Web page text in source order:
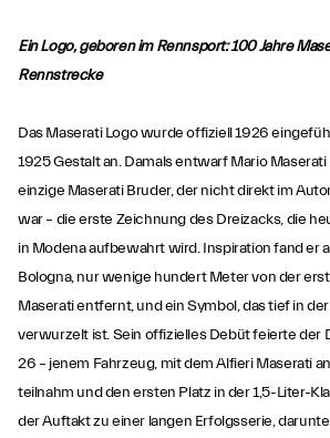
Ein Logo, geboren im Rennsport: 100 Jahre
Rennstrecke
Das Maserati Logo wurde offiziell 1926
1925 Gestalt an. Damals entwarf Mario
einzige Maserati Bruder, der nicht direkt im
war – die erste Zeichnung des Dreizacks, die
in Modena aufbewahrt wird. Inspiration fand er
Bologna, nur wenige hundert Meter von der
Maserati entfernt, und ein Symbol, das tief in
verwurzelt ist. Sein offizielles Debüt feierte der
26 – jenem Fahrzeug, mit dem Alfieri Maserati
teilnahm und den ersten Platz in der 1,5-Liter-
der Auftakt zu einer langen Erfolgsserie,